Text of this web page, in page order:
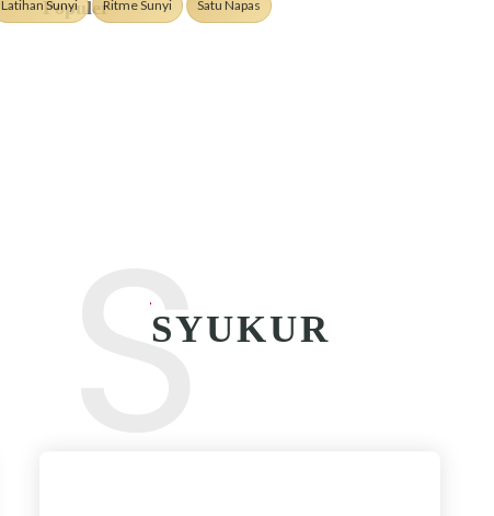
Populer
Latihan Sunyi Ritme Sunyi Satu Napas
SYUKUR
S